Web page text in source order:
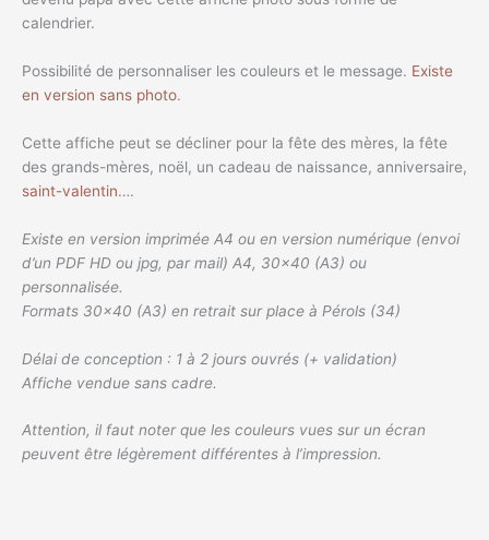
calendrier.
Possibilité de personnaliser les couleurs et le message. Existe
en version sans photo.
Cette affiche peut se décliner pour la fête des mères, la fête
des grands-mères, noël, un cadeau de naissance, anniversaire,
saint-valentin….
Existe en version imprimée A4 ou en version numérique (envoi
d’un PDF HD ou jpg, par mail) A4, 30×40 (A3) ou
personnalisée.
Formats 30×40 (A3) en retrait sur place à Pérols (34)
Délai de conception : 1 à 2 jours ouvrés (+ validation)
Affiche vendue sans cadre.
Attention, il faut noter que les couleurs vues sur un écran
peuvent être légèrement différentes à l’impression.